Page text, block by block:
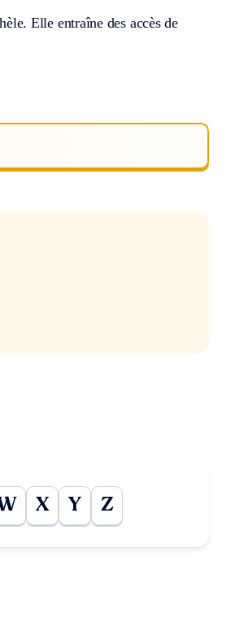
Elle entraîne des accès de
X Y Z